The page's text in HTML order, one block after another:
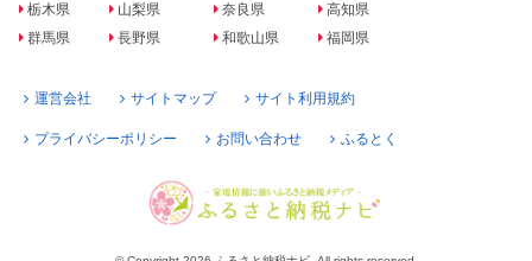
栃木県
群馬県
山梨県
長野県
奈良県
和歌山県
高知県
福岡県
運営会社 サイトマップ サイト利用規約
プライバシーポリシー お問い合わせ ふるとく